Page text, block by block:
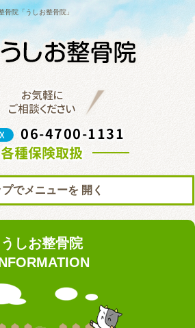
院「うしお整骨院」
お気軽に
ご相談ください
06-4700-1131
各種保険取扱
プでメニューを
料金表
お知らせ
うしお整骨院